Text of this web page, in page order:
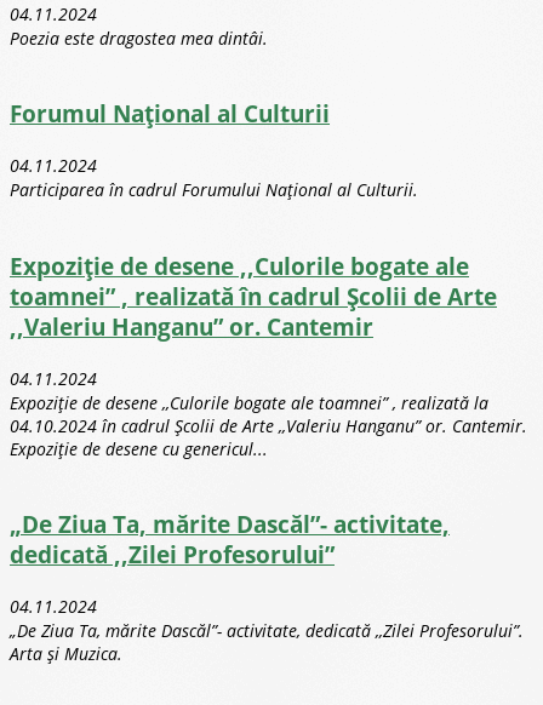
04.11.2024
Poezia este dragostea mea dintâi.
Forumul Național al Culturii
04.11.2024
Participarea în cadrul Forumului Național al Culturii.
Expoziție de desene ,,Culorile bogate ale
toamnei” , realizată în cadrul Școlii de Arte
,,Valeriu Hanganu” or. Cantemir
04.11.2024
Expoziție de desene ,,Culorile bogate ale toamnei” , realizată la
04.10.2024 în cadrul Școlii de Arte ,,Valeriu Hanganu” or. Cantemir.
Expoziție de desene cu genericul...
„De Ziua Ta, mărite Dascăl”- activitate,
dedicată ,,Zilei Profesorului”
04.11.2024
„De Ziua Ta, mărite Dascăl”- activitate, dedicată ,,Zilei Profesorului”.
Arta și Muzica.